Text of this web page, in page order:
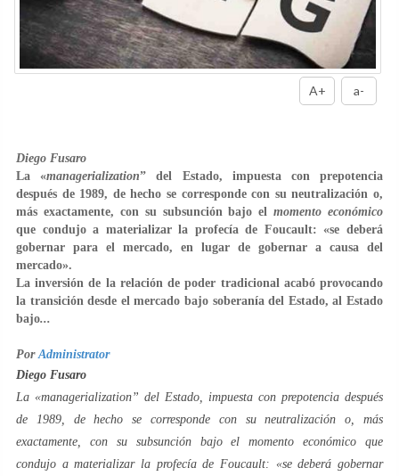
A+ a-
Diego Fusaro
La «managerialization” del Estado, impuesta con prepotencia
después de 1989, de hecho se corresponde con su neutralización o,
más exactamente, con su subsunción bajo elmomento económico
que condujo a materializar la profecía de Foucault: «se deberá
gobernar para el mercado, en lugar de gobernar a causa del
mercado».
La inversión de la relación de poder tradicional acabó provocando
la transición desde el mercado bajo soberanía del Estado, al Estado
bajo...
Por Administrator
Diego Fusaro
La «managerialization” del Estado, impuesta con prepotencia después
de 1989, de hecho se corresponde con su neutralización o, más
exactamente, con su subsunción bajo elmomento económico que
condujo a materializar la profecía de Foucault: «se deberá gobernar